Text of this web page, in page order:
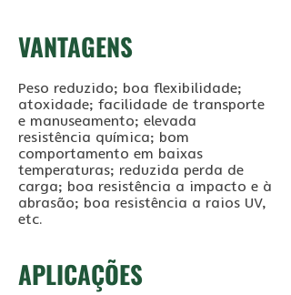
VANTAGENS
Peso reduzido; boa flexibilidade;
atoxidade; facilidade de transporte
e manuseamento; elevada
resistência química; bom
comportamento em baixas
temperaturas; reduzida perda de
carga; boa resistência a impacto e à
abrasão; boa resistência a raios UV,
etc.
APLICAÇÕES